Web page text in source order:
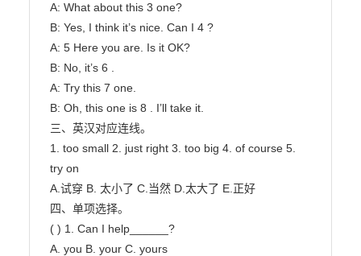
A: What about this 3 one?
B: Yes, I think it’s nice. Can I 4 ?
A: 5 Here you are. Is it OK?
B: No, it’s 6 .
A: Try this 7 one.
B: Oh, this one is 8 . I’ll take it.
三、英汉对应连线。
1. too small 2. just right 3. too big 4. of course 5.
try on
A.试穿 B. 太小了 C.当然 D.太大了 E.正好
四、单项选择。
( ) 1. Can I help______?
A. you B. your C. yours